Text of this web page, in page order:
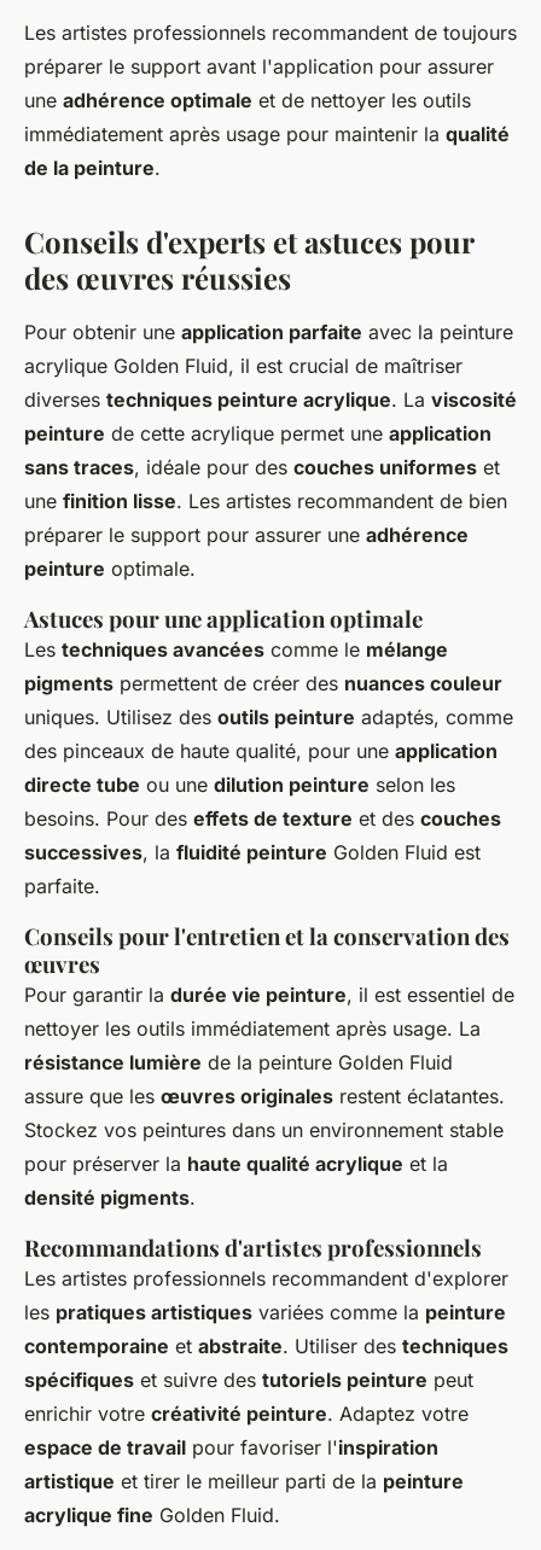
Les artistes professionnels recommandent de toujours
préparer le support avant l'application pour assurer
une adhérence optimale et de nettoyer les outils
immédiatement après usage pour maintenir la qualité
de la peinture.
Conseils d'experts et astuces pour
des œuvres réussies
Pour obtenir une application parfaite avec la peinture
acrylique Golden Fluid, il est crucial de maîtriser
diverses techniques peinture acrylique. La viscosité
peinture de cette acrylique permet une application
sans traces, idéale pour des couches uniformes et
une finition lisse. Les artistes recommandent de bien
préparer le support pour assurer une adhérence
peinture optimale.
Astuces pour une application optimale
Les techniques avancées comme le mélange
pigments permettent de créer des nuances couleur
uniques. Utilisez des outils peinture adaptés, comme
des pinceaux de haute qualité, pour une application
directe tube ou une dilution peinture selon les
besoins. Pour des effets de texture et des couches
successives, la fluidité peinture Golden Fluid est
parfaite.
Conseils pour l'entretien et la conservation des
œuvres
Pour garantir la durée vie peinture, il est essentiel de
nettoyer les outils immédiatement après usage. La
résistance lumière de la peinture Golden Fluid
assure que les œuvres originales restent éclatantes.
Stockez vos peintures dans un environnement stable
pour préserver la haute qualité acrylique et la
densité pigments.
Recommandations d'artistes professionnels
Les artistes professionnels recommandent d'explorer
les pratiques artistiques variées comme la peinture
contemporaine et abstraite. Utiliser des techniques
spécifiques et suivre des tutoriels peinture peut
enrichir votre créativité peinture. Adaptez votre
espace de travail pour favoriser l'inspiration
artistique et tirer le meilleur parti de la peinture
acrylique fine Golden Fluid.